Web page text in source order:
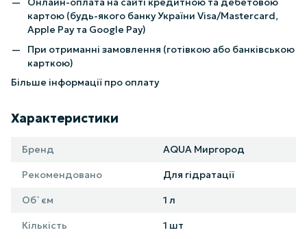
картою (будь-якого банку України Visa/Mastercard,
Apple Pay та Google Pay)
При отриманні замовлення (готівкою або банківською
карткою)
Більше інформації про оплату
Характеристики
Бренд AQUA Миргород
Рекомендовано Для гідратації
Об`єм 1 л
Кількість 1 шт